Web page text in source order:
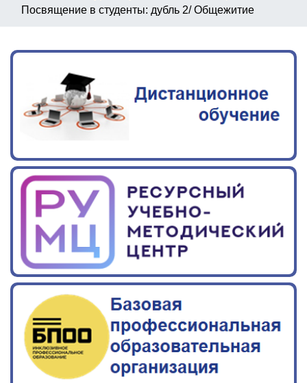
Посвящение в студенты: дубль 2/ Общежитие